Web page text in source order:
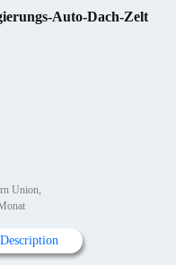
Auto-Dach-Zelt
Union,
Description